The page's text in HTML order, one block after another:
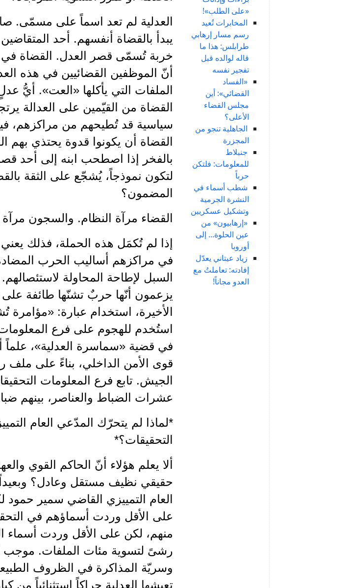
«على الطلب»!
المخابرات تُعيد
رسم مسار إرهابي
طرابلس: هذا ما
قاله لوالده قبل
تفجير نفسه
«الفساد
القضائي»: أين
مجلس القضاء
الأعلى؟
الجاهلية تنجو من
المجزرة
جنبلاط
للمعلومات: فلتكن
حرباً
شطب أسماء في
النشرة الجرمية
وتشكيل عسكريين
«إرهابيون» من
عين الحلوة... إلى
أوروبا
زياد عيتاني يعدّل
إفادته: تعاملتُ مع
العدو مجاناً!
العدلية لم تعد اسماً على مسمّى.
يبدأ بالقضاة أنفسهم. أحد
خربة تُسمّى قصر العدل. القضاة في
أنّ الموظفين القضائيين في هذه
الملفات التي يأكلها «العت». أيُّ
القضاة من القيّمين على
سياسية قد تُطيحهم من مراكزهم،
القضاة أن يكونوا قدوة يحتذي بهم
بالفخر إذا اصطحب ابنه إلى أحد
لتكون نموذجاً، يُشجّع على الثقة
المضمون؟
القضاء مرآة النظام. والسجون مرآة
إذا لم تُكمَل هذه الحملة، فذلك
في مراكزهم أساليب الحرب
السبل لإطاحة المحاولة
يزعمون أنّها حربٌ تشنّها طائفة على
الأخيرة، استخدام عبارة:
استُخدم للهجوم على فرع
في قضية «سماسرة العدلية»، علماً
قوى الأمن الداخلي، بناءً على
الجيش. تابع فرع المعلومات
عشرات الضباط والعناصر، بينهم
*لماذا لم يتحرّك المدّعي العام
التحقيقات؟*
ألا يعلم هؤلاء أنّ الحاكم القوي
حقيقي نظيف مستقل وعادل؟
العام التمييزي القاضي سمير
على الأقل وردت أسماؤهم في
منهم، لكن على الأقل وردت أسماء
رشىً لتسوية مئات الملفات. موجب
وسريّة المذاكرة في الظروف
تعيشها العدلية حراكاً استثنائياً من